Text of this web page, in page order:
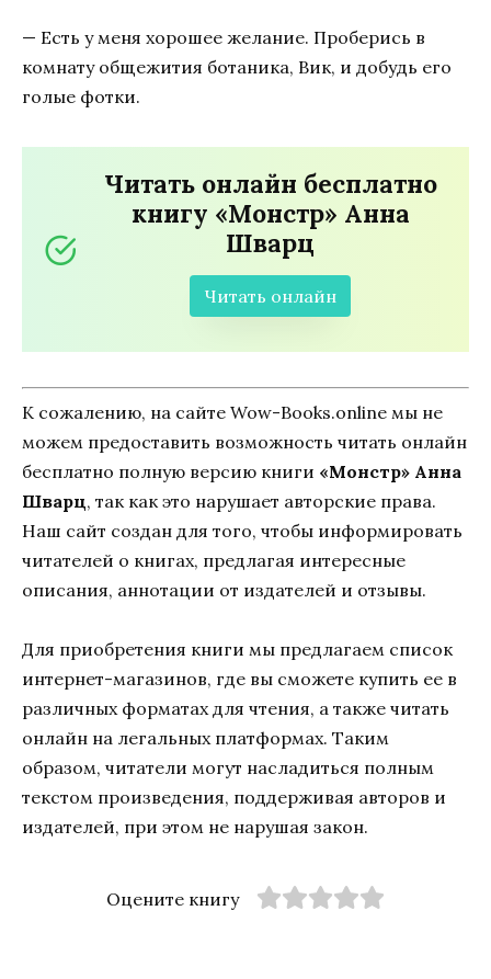
— Есть у меня хорошее желание. Проберись в
комнату общежития ботаника, Вик, и добудь его
голые фотки.
Читать онлайн бесплатно
книгу «Монстр» Анна
Шварц
Читать онлайн
К сожалению, на сайте Wow-Books.online мы не
можем предоставить возможность читать онлайн
бесплатно полную версию книги «Монстр» Анна
Шварц, так как это нарушает авторские права.
Наш сайт создан для того, чтобы информировать
читателей о книгах, предлагая интересные
описания, аннотации от издателей и отзывы.
Для приобретения книги мы предлагаем список
интернет-магазинов, где вы сможете купить ее в
различных форматах для чтения, а также читать
онлайн на легальных платформах. Таким
образом, читатели могут насладиться полным
текстом произведения, поддерживая авторов и
издателей, при этом не нарушая закон.
Оцените книгу